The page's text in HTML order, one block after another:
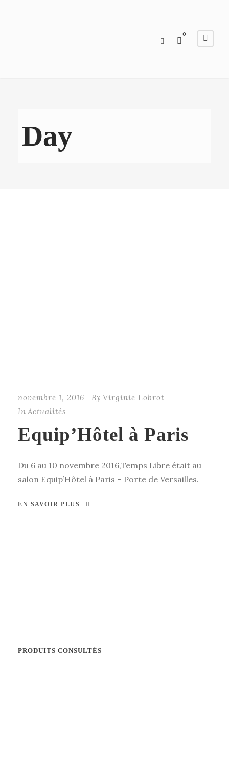
0
Day
novembre 1, 2016 By Virginie Lobrot
In Actualités
Equip’Hôtel à Paris
Du 6 au 10 novembre 2016,Temps Libre était au
salon Equip’Hôtel à Paris – Porte de Versailles.
EN SAVOIR PLUS
PRODUITS CONSULTÉS